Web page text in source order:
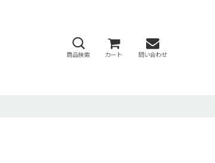
商品検索 カート 問い合わせ